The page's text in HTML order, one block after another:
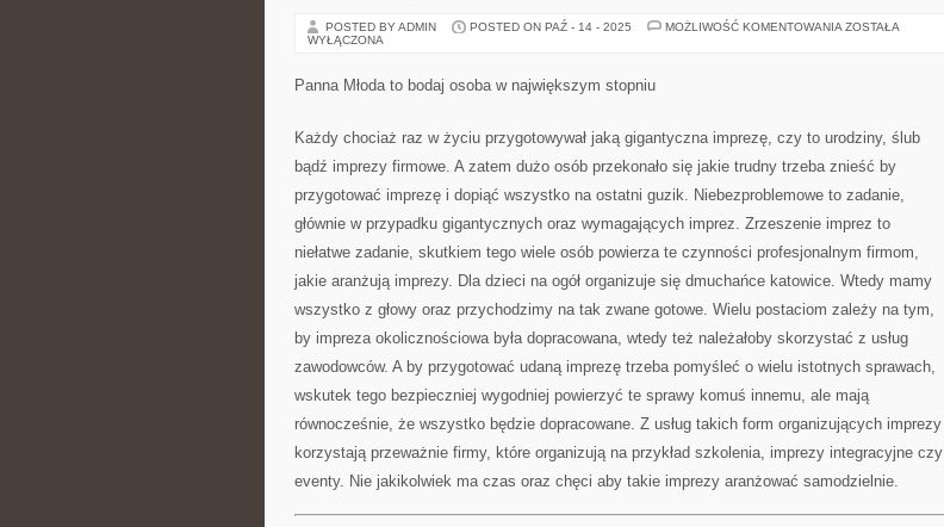
POSTED BY ADMIN POSTED ON PAŹ - 14 - 2025 MOŻLIWOŚĆ KOMENTOWANIA NA
ORGANIZACJĄ
ROZMAITEGO
ZOSTAŁA
WYŁĄCZONA
Panna Młoda to bodaj osoba w największym stopniu
Każdy chociaż raz w życiu przygotowywał jaką gigantyczna imprezę, czy to urodziny, ślub
bądź imprezy firmowe. A zatem dużo osób przekonało się jakie trudny trzeba znieść by
przygotować imprezę i dopiąć wszystko na ostatni guzik. Niebezproblemowe to zadanie,
głównie w przypadku gigantycznych oraz wymagających imprez. Zrzeszenie imprez to
niełatwe zadanie, skutkiem tego wiele osób powierza te czynności profesjonalnym firmom,
jakie aranżują imprezy. Dla dzieci na ogół organizuje się dmuchańce katowice. Wtedy mamy
wszystko z głowy oraz przychodzimy na tak zwane gotowe. Wielu postaciom zależy na tym,
by impreza okolicznościowa była dopracowana, wtedy też należałoby skorzystać z usług
zawodowców. A by przygotować udaną imprezę trzeba pomyśleć o wielu istotnych sprawach,
wskutek tego bezpieczniej wygodniej powierzyć te sprawy komuś innemu, ale mają
równocześnie, że wszystko będzie dopracowane. Z usług takich form organizujących imprezy
korzystają przeważnie firmy, które organizują na przykład szkolenia, imprezy integracyjne czy
eventy. Nie jakikolwiek ma czas oraz chęci aby takie imprezy aranżować samodzielnie.